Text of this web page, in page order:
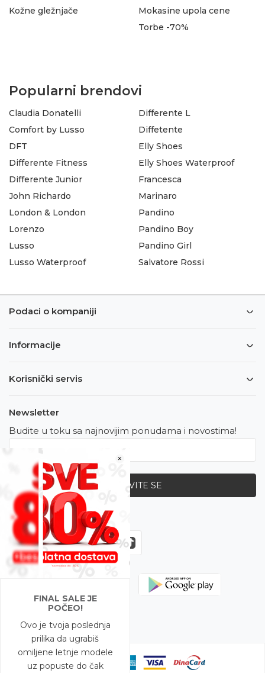
×
FINAL SALE JE
POČEO!
Ovo je tvoja poslednja
prilika da ugrabiš
omiljene letnje modele
uz popuste do čak
Kožne gležnjače
Mokasine upola cene
Torbe -70%
Popularni brendovi
Claudia Donatelli
Comfort by Lusso
DFT
Differente Fitness
Differente Junior
Differente L
Diffetente
Elly Shoes
Elly Shoes Waterproof
Francesca
John Richardo
London & London
Lorenzo
Lusso
Lusso Waterproof
Marinaro
Pandino
Pandino Boy
Pandino Girl
Salvatore Rossi
Podaci o kompaniji
Informacije
Korisnički servis
Newsletter
Budite u toku sa najnovijim ponudama i novostima!
PRIJAVITE SE
Zapratite nas